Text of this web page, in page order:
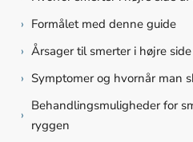
› Formålet med denne guide
› Årsager til smerter i højre
› Symptomer og hvornår man
›
Behandlingsmuligheder for
ryggen